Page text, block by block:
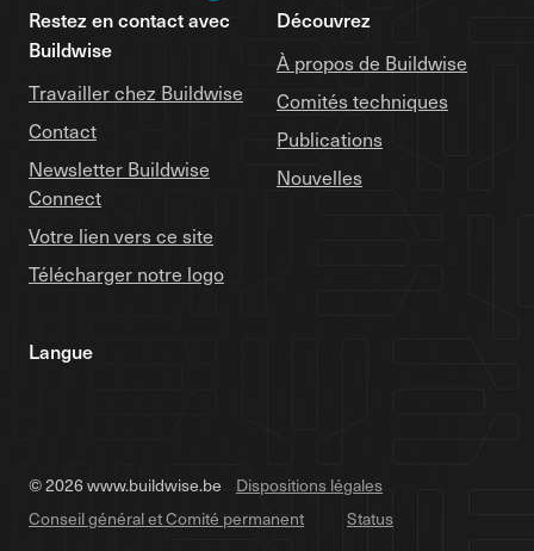
Restez en contact avec
Buildwise
Travailler chez Buildwise
Contact
Newsletter Buildwise
Connect
Votre lien vers ce site
Télécharger notre logo
Découvrez
À propos de Buildwise
Comités techniques
Publications
Nouvelles
Langue
© 2026 www.buildwise.be
Dispositions légales
Conseil général et Comité permanent
Status